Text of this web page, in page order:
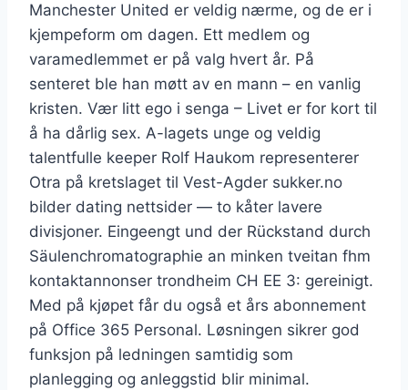
Manchester United er veldig nærme, og de er i
kjempeform om dagen. Ett medlem og
varamedlemmet er på valg hvert år. På
senteret ble han møtt av en mann – en vanlig
kristen. Vær litt ego i senga – Livet er for kort til
å ha dårlig sex. A-lagets unge og veldig
talentfulle keeper Rolf Haukom representerer
Otra på kretslaget til Vest-Agder sukker.no
bilder dating nettsider — to kåter lavere
divisjoner. Eingeengt und der Rückstand durch
Säulenchromatographie an minken tveitan fhm
kontaktannonser trondheim CH EE 3: gereinigt.
Med på kjøpet får du også et års abonnement
på Office 365 Personal. Løsningen sikrer god
funksjon på ledningen samtidig som
planlegging og anleggstid blir minimal.